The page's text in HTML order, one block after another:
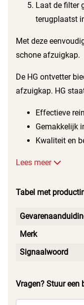
Laat de filter
terugplaatst
Met deze
schone afzuigkap.
De HG ontvetter
afzuigkap. HG
Effectieve
Gemakkelijk
Kwaliteit en
Lees meer
Tabel met
Merk
Signaalwoord
Vragen? Stuur een